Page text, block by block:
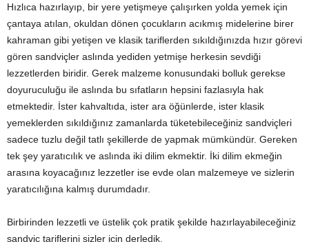
Hızlıca hazırlayıp, bir yere yetişmeye çalışırken yolda yemek için
çantaya atılan, okuldan dönen çocukların acıkmış midelerine birer
kahraman gibi yetişen ve klasik tariflerden sıkıldığınızda hızır görevi
gören sandviçler aslında yediden yetmişe herkesin sevdiği
lezzetlerden biridir. Gerek malzeme konusundaki bolluk gerekse
doyuruculuğu ile aslında bu sıfatların hepsini fazlasıyla hak
etmektedir. İster kahvaltıda, ister ara öğünlerde, ister klasik
yemeklerden sıkıldığınız zamanlarda tüketebileceğiniz sandviçleri
sadece tuzlu değil tatlı şekillerde de yapmak mümkündür. Gereken
tek şey yaratıcılık ve aslında iki dilim ekmektir. İki dilim ekmeğin
arasına koyacağınız lezzetler ise evde olan malzemeye ve sizlerin
yaratıcılığına kalmış durumdadır.
Birbirinden lezzetli ve üstelik çok pratik şekilde hazırlayabileceğiniz
sandviç tariflerini sizler için derledik.